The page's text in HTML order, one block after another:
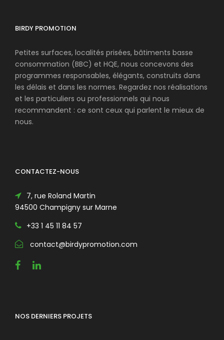
BIRDY PROMOTION
Petites surfaces, localités prisées, bâtiments basse
consommation (BBC) et HQE, nous concevons des
programmes responsables, élégants, construits dans
les délais et dans les normes. Regardez nos réalisations
et les particuliers ou professionnels qui nous
recommandent : ce sont ceux qui parlent le mieux de
nous.
CONTACTEZ-NOUS
7, rue Roland Martin
94500 Champigny sur Marne
+33 1 45 11 84 57
contact@birdypromotion.com
NOS DERNIERS PROJETS